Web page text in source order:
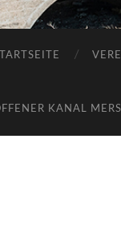
KANAL